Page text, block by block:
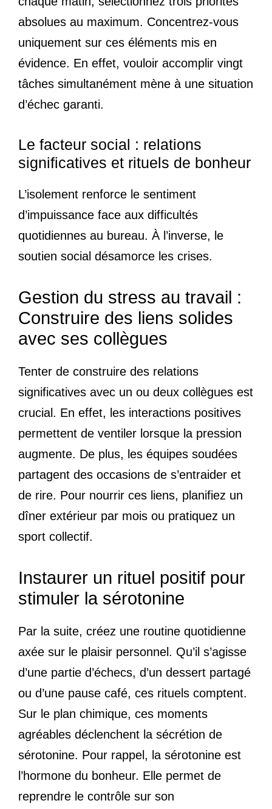
absolues au maximum. Concentrez-vous
uniquement sur ces éléments mis en
évidence. En effet, vouloir accomplir vingt
tâches simultanément mène à une situation
d’échec garanti.
Le facteur social : relations
significatives et rituels de bonheur
L’isolement renforce le sentiment
d’impuissance face aux difficultés
quotidiennes au bureau. À l’inverse, le
soutien social désamorce les crises.
Gestion du stress au travail :
Construire des liens solides
avec ses collègues
Tenter de construire des relations
significatives avec un ou deux collègues est
crucial. En effet, les interactions positives
permettent de ventiler lorsque la pression
augmente. De plus, les équipes soudées
partagent des occasions de s’entraider et
de rire. Pour nourrir ces liens, planifiez un
dîner extérieur par mois ou pratiquez un
sport collectif.
Instaurer un rituel positif pour
stimuler la sérotonine
Par la suite, créez une routine quotidienne
axée sur le plaisir personnel. Qu’il s’agisse
d’une partie d’échecs, d’un dessert partagé
ou d’une pause café, ces rituels comptent.
Sur le plan chimique, ces moments
agréables déclenchent la sécrétion de
sérotonine. Pour rappel, la sérotonine est
l’hormone du bonheur. Elle permet de
reprendre le contrôle sur son